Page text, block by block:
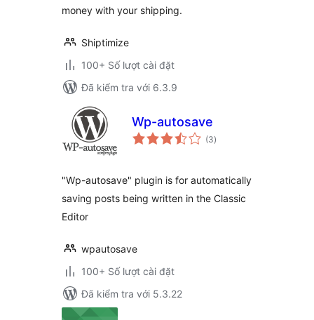
money with your shipping.
Shiptimize
100+ Số lượt cài đặt
Đã kiểm tra với 6.3.9
Wp-autosave
(3tổng
đánh
)
"Wp-autosave" plugin is for automatically
saving posts being written in the Classic
Editor
wpautosave
100+ Số lượt cài đặt
Đã kiểm tra với 5.3.22